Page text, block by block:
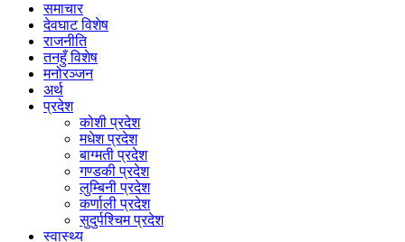
समाचार
देवघाट विशेष
राजनीति
तनहुँ विशेष
मनोरञ्जन
अर्थ
प्रदेश
कोशी प्रदेश
मधेश प्रदेश
बाग्मती प्रदेश
गण्डकी प्रदेश
लुम्बिनी प्रदेश
कर्णाली प्रदेश
सुदुर्पश्चिम प्रदेश
स्वास्थ्य